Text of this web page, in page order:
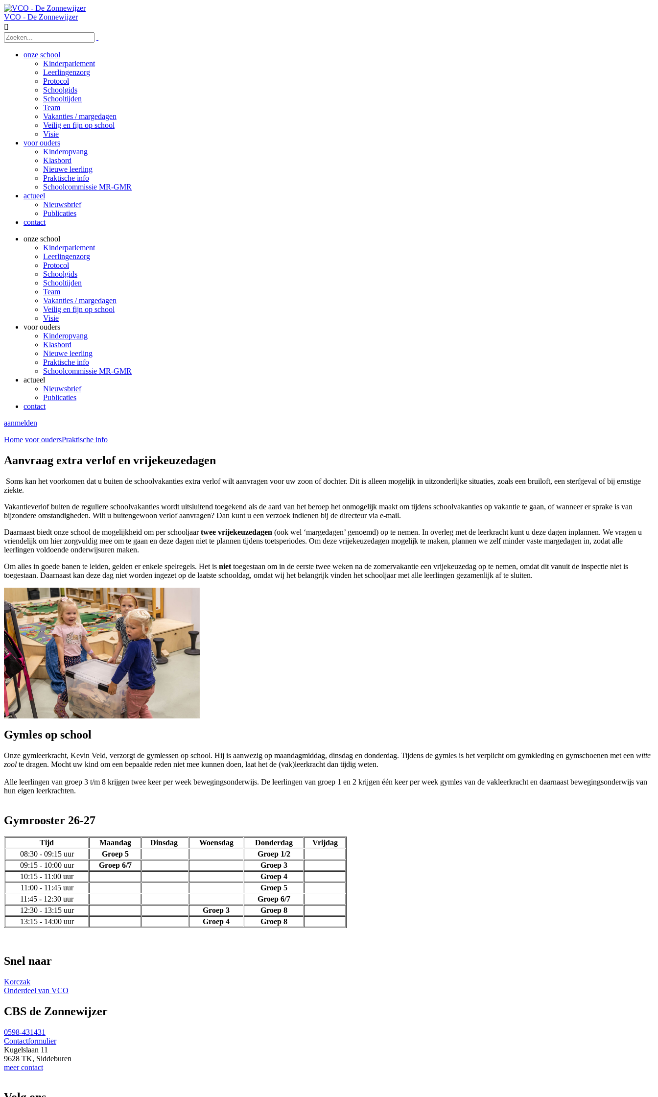
VCO - De Zonnewijzer

onze school
Kinderparlement
Leerlingenzorg
Protocol
Schoolgids
Schooltijden
Team
Vakanties / margedagen
Veilig en fijn op school
Visie
voor ouders
Kinderopvang
Klasbord
Nieuwe leerling
Praktische info
Schoolcommissie MR-GMR
actueel
Nieuwsbrief
Publicaties
contact
onze school
Kinderparlement
Leerlingenzorg
Protocol
Schoolgids
Schooltijden
Team
Vakanties / margedagen
Veilig en fijn op school
Visie
voor ouders
Kinderopvang
Klasbord
Nieuwe leerling
Praktische info
Schoolcommissie MR-GMR
actueel
Nieuwsbrief
Publicaties
contact
aanmelden
Home voor oudersPraktische info
Aanvraag extra verlof en vrijekeuzedagen
Soms kan het voorkomen dat u buiten de schoolvakanties extra verlof wilt aanvragen voor uw zoon of dochter. Dit is alleen mogelijk in uitzonderlijke situaties, zoals een bruiloft, een sterfgeval of bij ernstige
ziekte.
Vakantieverlof buiten de reguliere schoolvakanties wordt uitsluitend toegekend als de aard van het beroep het onmogelijk maakt om tijdens schoolvakanties op vakantie te gaan, of wanneer er sprake is van
bijzondere omstandigheden. Wilt u buitengewoon verlof aanvragen? Dan kunt u een verzoek indienen bij de directeur via e-mail.
Daarnaast biedt onze school de mogelijkheid om per schooljaartwee vrijekeuzedagen (ook wel ‘margedagen’ genoemd) op te nemen. In overleg met de leerkracht kunt u deze dagen inplannen. We vragen u
vriendelijk om hier zorgvuldig mee om te gaan en deze dagen niet te plannen tijdens toetsperiodes. Om deze vrijekeuzedagen mogelijk te maken, plannen we zelf minder vaste margedagen in, zodat alle
leerlingen voldoende onderwijsuren maken.
Om alles in goede banen te leiden, gelden er enkele spelregels. Het is niet toegestaan om in de eerste twee weken na de zomervakantie een vrijekeuzedag op te nemen, omdat dit vanuit de inspectie niet is
toegestaan. Daarnaast kan deze dag niet worden ingezet op de laatste schooldag, omdat wij het belangrijk vinden het schooljaar met alle leerlingen gezamenlijk af te sluiten.
Gymles op school
Onze gymleerkracht, Kevin Veld, verzorgt de gymlessen op school. Hij is aanwezig op maandagmiddag, dinsdag en donderdag. Tijdens de gymles is het verplicht om gymkleding en gymschoenen met een witte
zool te dragen. Mocht uw kind om een bepaalde reden niet mee kunnen doen, laat het de (vak)leerkracht dan tijdig weten.
Alle leerlingen van groep 3 t/m 8 krijgen twee keer per week bewegingsonderwijs. De leerlingen van groep 1 en 2 krijgen één keer per week gymles van de vakleerkracht en daarnaast bewegingsonderwijs van
hun eigen leerkrachten.
Gymrooster 26-27
Tijd Maandag Dinsdag Woensdag Donderdag
Vrijdag
08:30 - 09:15 uur
Groep 5
Groep 1/2
09:15 - 10:00 uur
Groep 6/7
Groep 3
10:15 - 11:00 uur
Groep 4
11:00 - 11:45 uur
Groep 5
11:45 - 12:30 uur
Groep 6/7
12:30 - 13:15 uur
Groep 3
Groep 8
13:15 - 14:00 uur
Groep 4 Groep 8
Snel naar
Korczak
Onderdeel van VCO
CBS de Zonnewijzer
0598-431431
Contactformulier
Kugelslaan 11
9628 TK, Siddeburen
meer contact